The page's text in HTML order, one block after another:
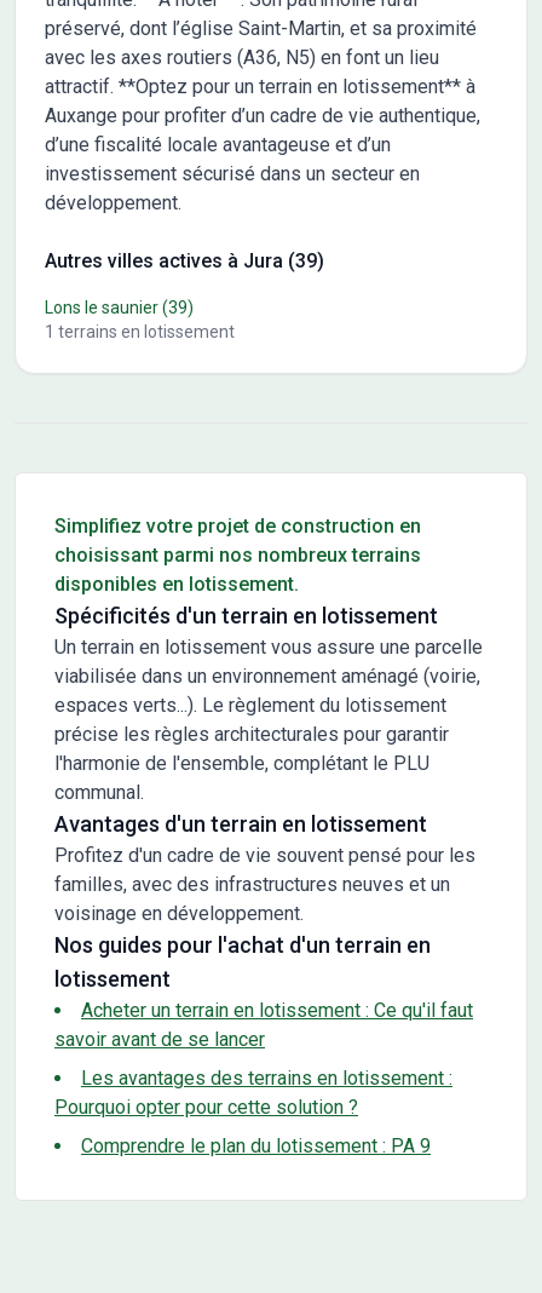
préservé, dont l’église Saint-Martin, et sa proximité
avec les axes routiers (A36, N5) en font un lieu
attractif. **Optez pour un terrain en lotissement** à
Auxange pour profiter d’un cadre de vie authentique,
d’une fiscalité locale avantageuse et d’un
investissement sécurisé dans un secteur en
développement.
Autres villes actives à Jura (39)
Lons le saunier(39)
1 terrains en lotissement
Simplifiez votre projet de construction en
choisissant parmi nos nombreux terrains
disponibles en lotissement.
Spécificités d'un terrain en lotissement
Un terrain en lotissement vous assure une parcelle
viabilisée dans un environnement aménagé (voirie,
espaces verts...). Le règlement du lotissement
précise les règles architecturales pour garantir
l'harmonie de l'ensemble, complétant le PLU
communal.
Avantages d'un terrain en lotissement
Profitez d'un cadre de vie souvent pensé pour les
familles, avec des infrastructures neuves et un
voisinage en développement.
Nos guides pour l'achat d'un terrain en
lotissement
Acheter un terrain en lotissement : Ce qu'il faut
savoir avant de se lancer
Les avantages des terrains en lotissement :
Pourquoi opter pour cette solution ?
Comprendre le plan du lotissement : PA 9